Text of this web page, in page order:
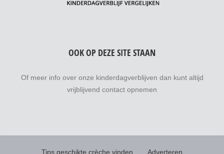
OOK OP DEZE SITE STAAN
Of meer info over onze kinderdagverblijven dan kunt altijd
vrijblijvend contact opnemen
Tips geschikte crèche vinden Adverteren